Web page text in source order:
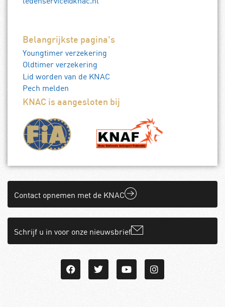
Belangrijkste pagina's
Youngtimer verzekering
Oldtimer verzekering
Lid worden van de KNAC
Pech melden
KNAC is aangesloten bij
Contact opnemen met de KNAC
Schrijf u in voor onze nieuwsbrief